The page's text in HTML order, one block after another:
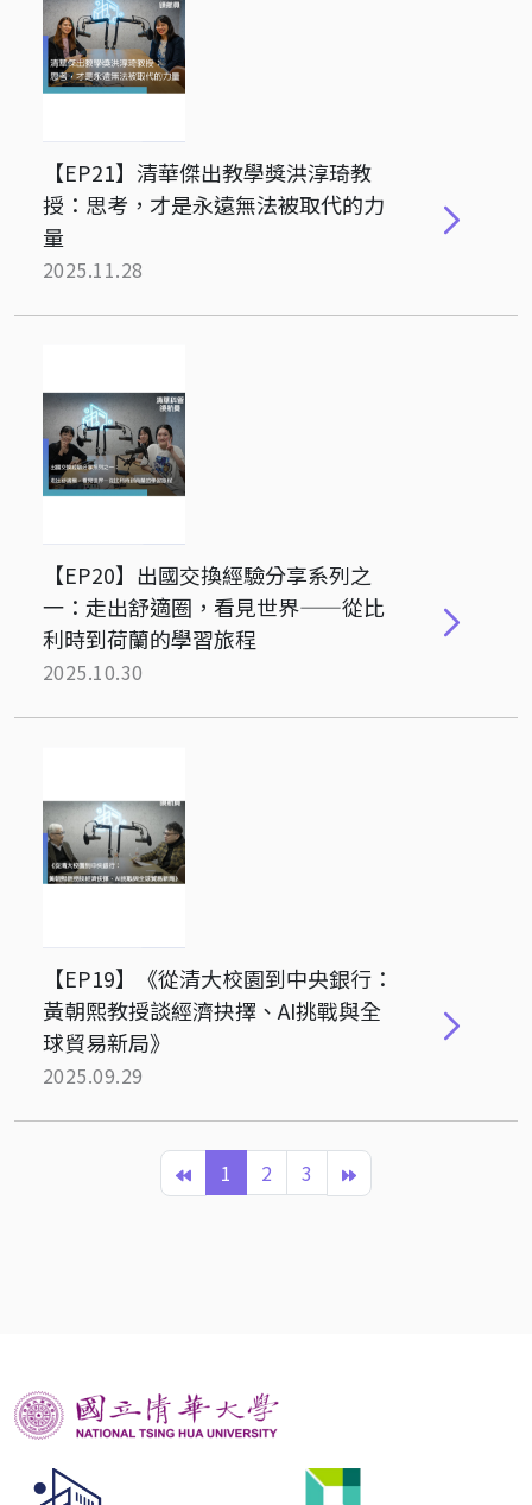
【EP21】清華傑出教學獎洪淳琦教
授：思考，才是永遠無法被取代的力
量
2025.11.28
【EP20】出國交換經驗分享系列之
一：走出舒適圈，看見世界——從比
利時到荷蘭的學習旅程
2025.10.30
【EP19】《從清大校園到中央銀行：
黃朝熙教授談經濟抉擇、AI挑戰與全
球貿易新局》
2025.09.29
1 2 3